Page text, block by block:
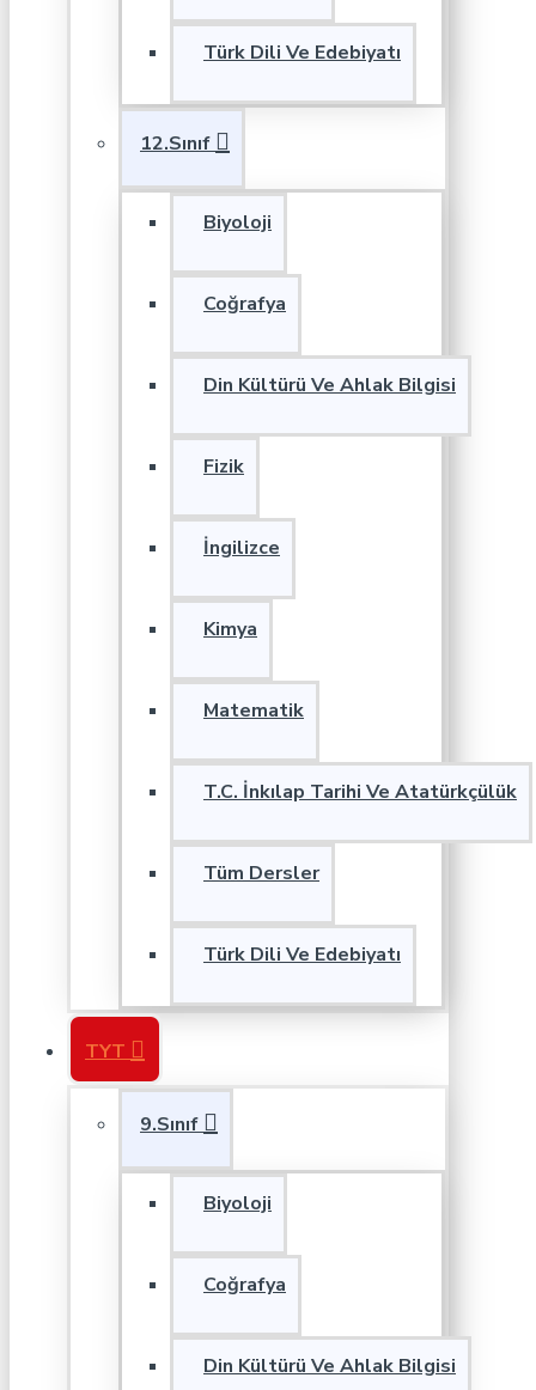
Türk Dili Ve Edebiyatı
12.Sınıf
Biyoloji
Coğrafya
Din Kültürü Ve Ahlak Bilgisi
Fizik
İngilizce
Kimya
Matematik
T.C. İnkılap Tarihi Ve Atatürkçülük
Tüm Dersler
Türk Dili Ve Edebiyatı
TYT
9.Sınıf
Biyoloji
Coğrafya
Din Kültürü Ve Ahlak Bilgisi